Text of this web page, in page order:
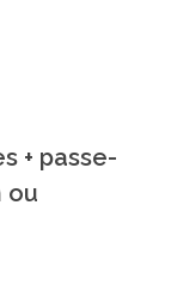
+ passe-
ou